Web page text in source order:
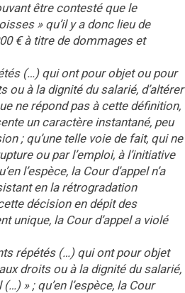
être contesté que le
» qu’il y a donc lieu de
€ à titre de dommages et
(…) qui ont pour objet ou pour
à la dignité du salarié, d’altérer
ne répond pas à cette définition,
un caractère instantané, peu
; qu’une telle voie de fait, qui ne
ou par l’emploi, à l’initiative
l’espèce, la Cour d’appel n’a
en la rétrogradation
décision en dépit des
unique, la Cour d’appel a violé
répétés (…) qui ont pour objet
droits ou à la dignité du salarié,
» ; qu’en l’espèce, la Cour